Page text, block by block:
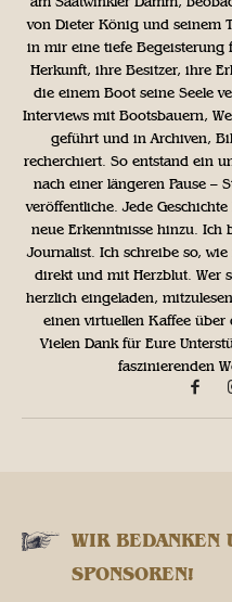
von Dieter König und seinem
in mir eine tiefe Begeisterung
Herkunft, ihre Besitzer, ihre
die einem Boot seine Seele
Interviews mit Bootsbauern,
geführt und in Archiven,
recherchiert. So entstand ein
nach einer längeren Pause –
veröffentliche. Jede
neue Erkenntnisse hinzu. Ich
Journalist. Ich schreibe so,
direkt und mit Herzblut. Wer
herzlich eingeladen,
einen virtuellen Kaffee über
Vielen Dank für Eure
faszinierenden
WIR BEDANKEN
SPONSOREN!